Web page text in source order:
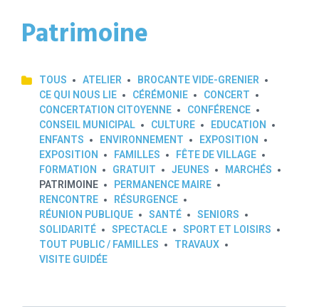
Patrimoine
TOUS ATELIER
BROCANTE VIDE-GRENIER
CE QUI NOUS LIE
CÉRÉMONIE
CONCERT
CONCERTATION CITOYENNE
CONFÉRENCE
CONSEIL MUNICIPAL
CULTURE
EDUCATION
ENFANTS
ENVIRONNEMENT
EXPOSITION
EXPOSITION
FAMILLES
FÊTE DE VILLAGE
FORMATION
GRATUIT JEUNES
MARCHÉS
PATRIMOINE
PERMANENCE MAIRE
RENCONTRE
RÉSURGENCE
RÉUNION PUBLIQUE
SANTÉ
SENIORS
SOLIDARITÉ
SPECTACLE
SPORT ET LOISIRS
TOUT PUBLIC / FAMILLES
TRAVAUX
VISITE GUIDÉE